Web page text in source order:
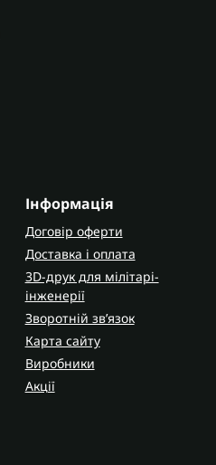
Інформація
Договір оферти
Доставка і оплата
3D-друк для мілітарі-
інженерії
Зворотній зв’язок
Карта сайту
Виробники
Акції